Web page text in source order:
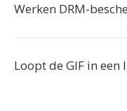
Werken DRM-
Loopt de GIF in een